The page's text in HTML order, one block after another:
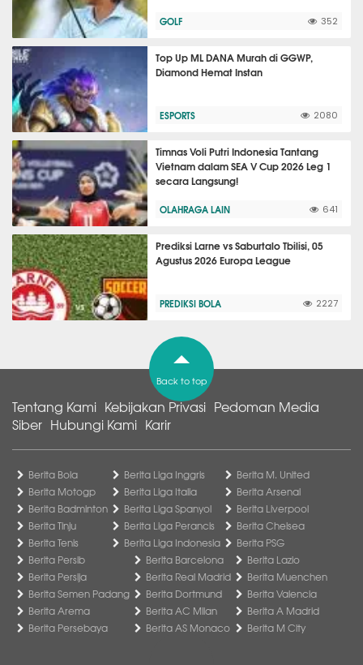
GOLF 352
Top Up ML DANA Murah di GGWP,
Diamond Hemat Instan
ESPORTS 2080
Timnas Voli Putri Indonesia Tantang
Vietnam dalam SEA V Cup 2026 Leg 1
secara Langsung!
OLAHRAGA LAIN 641
Prediksi Larne vs Saburtalo Tbilisi, 05
Agustus 2026 Europa League
PREDIKSI BOLA 2227
Back to top
Tentang Kami Kebijakan Privasi Pedoman Media
Siber Hubungi Kami Karir
Berita Bola
Berita Motogp
Berita Badminton
Berita Tinju
Berita Tenis
Berita Liga Inggris
Berita Liga Italia
Berita Liga Spanyol
Berita Liga Perancis
Berita Liga Indonesia
Berita M. United
Berita Arsenal
Berita Liverpool
Berita Chelsea
Berita PSG
Berita Persib
Berita Persija
Berita Semen Padang
Berita Arema
Berita Persebaya
Berita Barcelona
Berita Real Madrid
Berita Dortmund
Berita AC Milan
Berita AS Monaco
Berita Lazio
Berita Muenchen
Berita Valencia
Berita A Madrid
Berita M City